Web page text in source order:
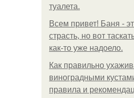
туалета.
Всем привет! Баня -
страсть, но вот
как-то уже надоело.
Как правильно
виноградными
правила и